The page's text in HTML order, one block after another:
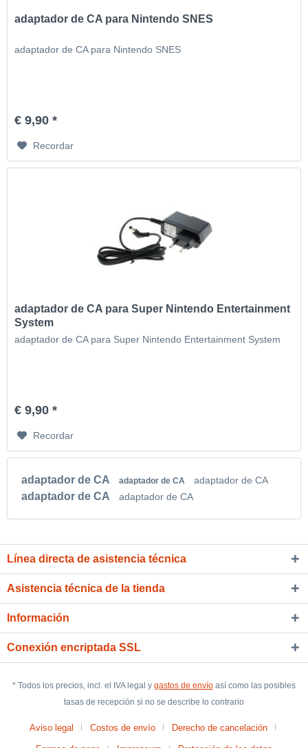
adaptador de CA para Nintendo SNES
adaptador de CA para Nintendo SNES
€ 9,90 *
Recordar
adaptador de CA para Super Nintendo Entertainment
System
adaptador de CA para Super Nintendo Entertainment System
€ 9,90 *
Recordar
adaptador de CA adaptador de CA adaptador de CA
adaptador de CA adaptador de CA
Línea directa de asistencia técnica
Asistencia técnica de la tienda
Información
Conexión encriptada SSL
* Todos los precios, incl. el IVA legal y gastos de envío así como las posibles
tasas de recepción si no se describe lo contrario
Aviso legal Costos de envío Derecho de cancelación